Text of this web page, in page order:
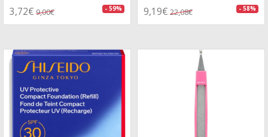
3,72€ 9,00€ - 59% 9,19€ 22,08€ - 58%